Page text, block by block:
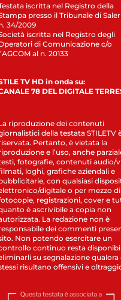
iscritta nel Registro della
presso il Tribunale di
34/2009
iscritta nel Registro degli
di Comunicazione c/o
al n. 20133
TV HD in onda su:
78 DEL DIGITALE
riproduzione dei contenuti
della testata STILETV
Pertanto, è vietata la
e l’uso, anche
fotografie, contenuti audio/
loghi, grafiche aziendali e
con qualsiasi
digitale o per mezzo di
registrazioni, cover e
è ascrivibile a copia non
La redazione non è
dei commenti
Non potendo esercitare un
continuo resta
su segnalazione qualora
risultano offensivi e